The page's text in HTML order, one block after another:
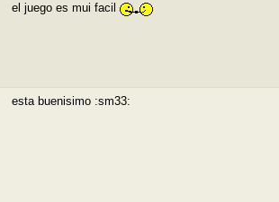
el juego es mui facil
esta buenisimo :sm33: